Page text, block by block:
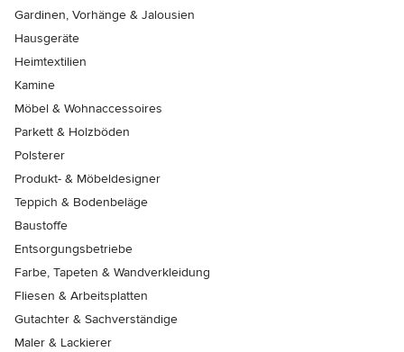
Gardinen, Vorhänge & Jalousien
Hausgeräte
Heimtextilien
Kamine
Möbel & Wohnaccessoires
Parkett & Holzböden
Polsterer
Produkt- & Möbeldesigner
Teppich & Bodenbeläge
Baustoffe
Entsorgungsbetriebe
Farbe, Tapeten & Wandverkleidung
Fliesen & Arbeitsplatten
Gutachter & Sachverständige
Maler & Lackierer